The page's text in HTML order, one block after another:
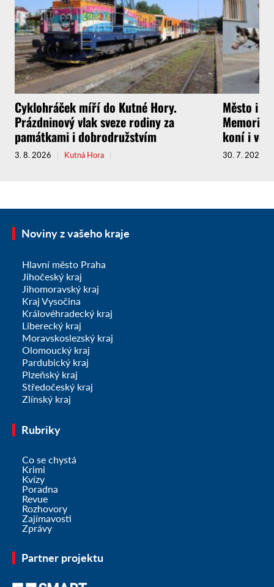
Cyklohráček míří do Kutné Hory.
Prázdninový vlak sveze rodiny za
památkami i dobrodružstvím
3. 8. 2026 Kutná Hora
Město i
Memoriál
koní i
30. 7. 2026
Noviny z vašeho kraje
Hlavní město Praha
Jihočeský kraj
Jihomoravský kraj
Kraj Vysočina
Královéhradecký kraj
Liberecký kraj
Moravskoslezský kraj
Olomoucký kraj
Pardubický kraj
Plzeňský kraj
Středočeský kraj
Zlínský kraj
Rubriky
Co se chystá
Krimi
Kvízy
Poradna
Revue
Rozhovory
Zajímavosti
Zprávy
Partner projektu